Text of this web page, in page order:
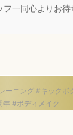
一同心よりお待
ニング #キック
#ボディメイク